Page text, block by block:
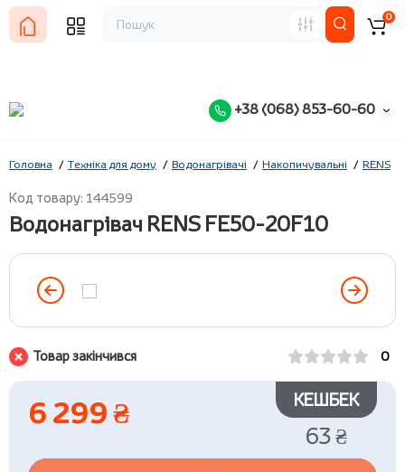
+38 (068) 853-60-60
0
Головна Техніка для дому Водонагрівачі Накопичувальні RENS
Код товару: 144599
Водонагрівач RENS FE50-20F10
Товар закінчився 0
6 299 ₴ КЕШБЕК
63 ₴